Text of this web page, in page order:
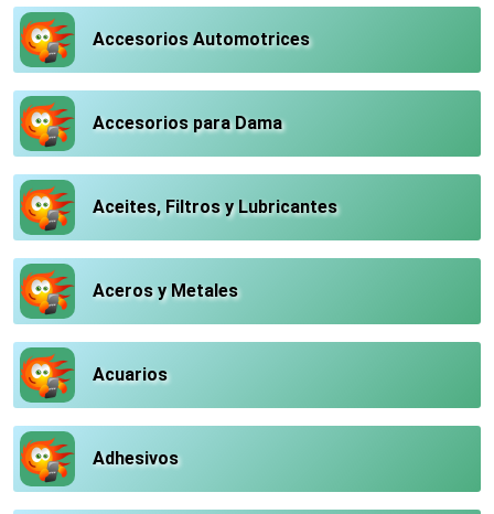
Accesorios Automotrices
Accesorios para Dama
Aceites, Filtros y Lubricantes
Aceros y Metales
Acuarios
Adhesivos